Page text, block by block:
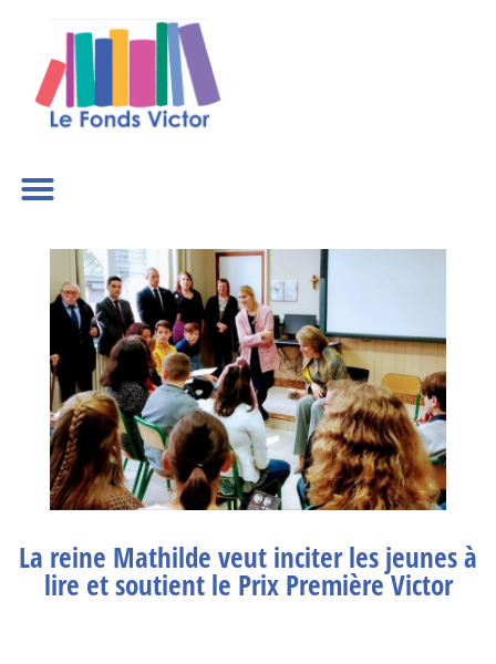
La reine Mathilde veut inciter les jeunes à
lire et soutient le Prix Première Victor